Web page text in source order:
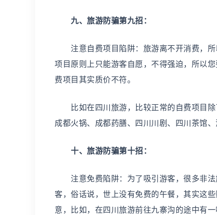
九、旅游防骗第九招：
注意自费项目陷阱：旅游离不开消费，所
项目原则上只能游客自愿，不得强迫，所以
费项目其实质价不符。
比如在四川旅游，比较正常的自费项目除
成都火锅、成都药膳、四川川剧、四川茶馆
十、旅游防骗第十招：
注意免费陷阱：为了吸引游客，很多非法
客，俗话说，世上没有免费的午餐，其实这
意，比如，在四川旅游前往九寨沟的途中有